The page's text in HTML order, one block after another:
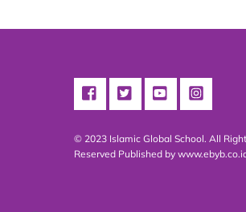
© 2023 Islamic Global School. All
Reserved Published by